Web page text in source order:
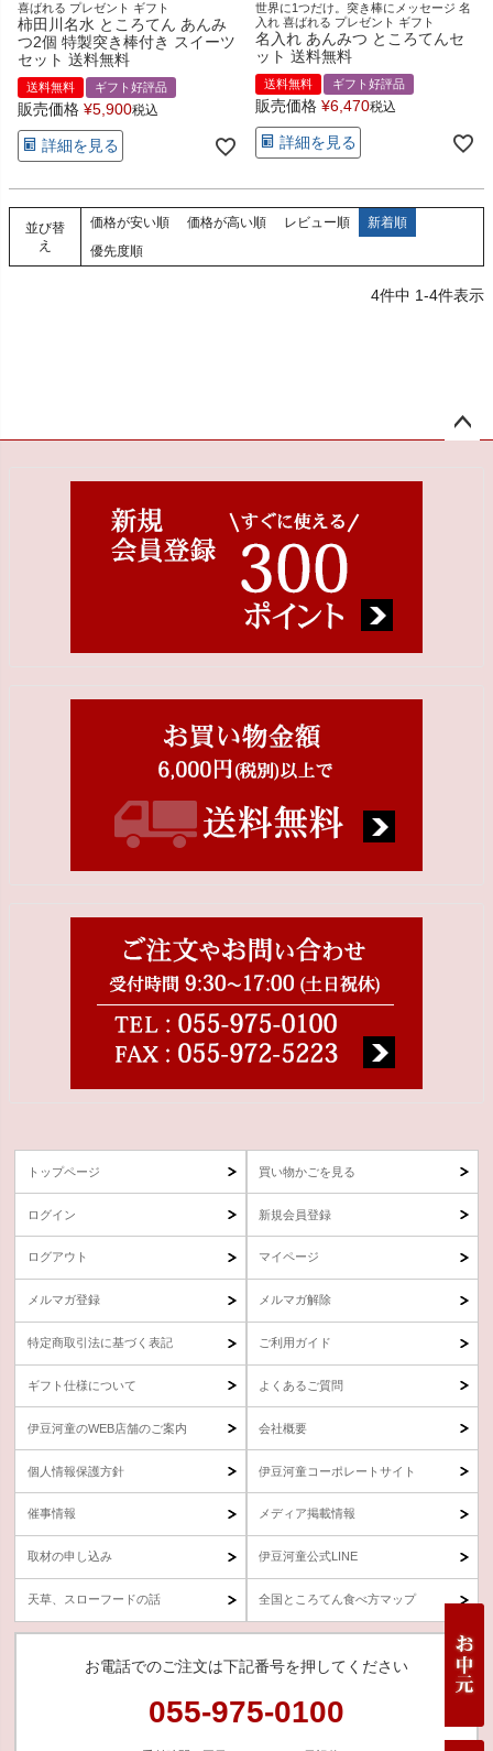
喜ばれる プレゼント ギフト
柿田川名水 ところてん あんみ
つ2個 特製突き棒付き スイーツ
セット 送料無料
送料無料 ギフト好評品
販売価格 ¥5,900税込
詳細を見る
世界に1つだけ。突き棒にメッセージ 名
入れ 喜ばれる プレゼント ギフト
名入れ あんみつ ところてんセ
ット 送料無料
送料無料 ギフト好評品
販売価格 ¥6,470税込
詳細を見る
並び替
え
価格が安い順 価格が高い順 レビュー順
新着順
優先度順
4件中 1-4件表示
トップページ 買い物かごを見る
ログイン 新規会員登録
ログアウト マイページ
メルマガ登録 メルマガ解除
特定商取引法に基づく表記 ご利用ガイド
ギフト仕様について よくあるご質問
伊豆河童のWEB店舗のご案内 会社概要
個人情報保護方針 伊豆河童コーポレートサイト
催事情報 メディア掲載情報
取材の申し込み 伊豆河童公式LINE
天草、スローフードの話 全国ところてん食べ方マップ
お電話でのご注文は下記番号を押してください
055-975-0100